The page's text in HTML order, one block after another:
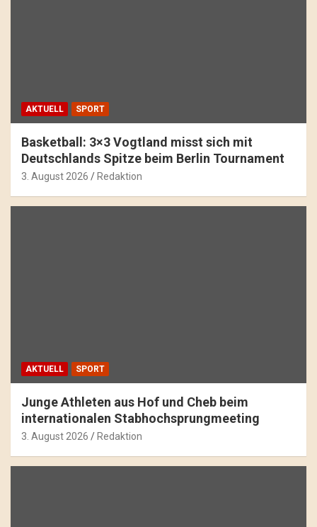
AKTUELL SPORT
Basketball: 3×3 Vogtland misst sich mit
Deutschlands Spitze beim Berlin Tournament
3. August 2026 Redaktion
AKTUELL SPORT
Junge Athleten aus Hof und Cheb beim
internationalen Stabhochsprungmeeting
3. August 2026 Redaktion